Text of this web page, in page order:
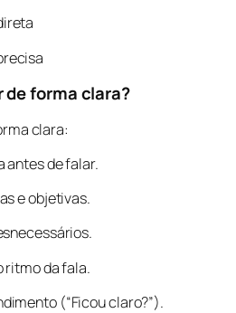
forma clara?
clara:
antes de falar.
e objetivas.
ritmo da fala.
(“Ficou claro?”).